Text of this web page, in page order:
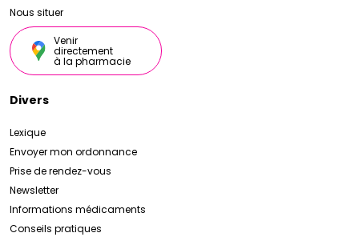
Nous situer
Venir
directement
à la pharmacie
Divers
Lexique
Envoyer mon ordonnance
Prise de rendez-vous
Newsletter
Informations médicaments
Conseils pratiques